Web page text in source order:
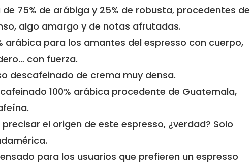
de 75% de arábiga y 25% de robusta, procedentes de
algo amargo y de notas afrutadas.
arábica para los amantes del espresso con cuerpo,
con fuerza.
descafeinado de crema muy densa.
100% arábica procedente de Guatemala,
el origen de este espresso, ¿verdad? Solo
para los usuarios que prefieren un espresso